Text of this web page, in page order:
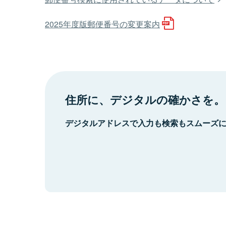
2025年度版郵便番号の変更案内
住所に、デジタルの確かさを。
デジタルアドレスで入力も検索もスムーズ